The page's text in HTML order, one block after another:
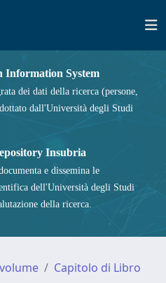
Information System
dei dati della ricerca (persone,
dall'Università degli Studi
Insubria
e dissemina le
dell'Università degli Studi
della ricerca.
Capitolo di Libro